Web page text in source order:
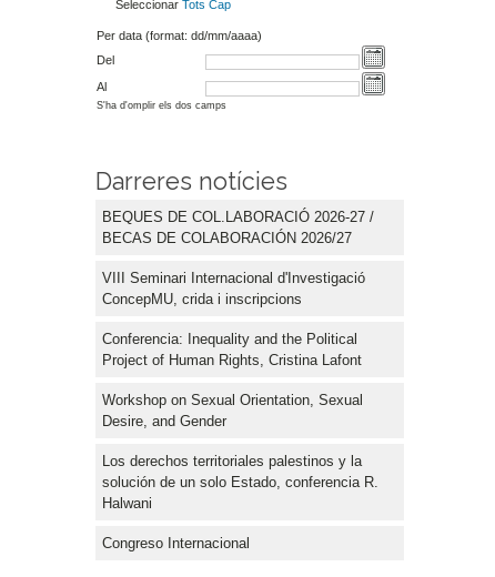
Seleccionar Tots Cap
Per data (format: dd/mm/aaaa)
Del
Al
S'ha d'omplir els dos camps
Darreres notícies
BEQUES DE COL.LABORACIÓ 2026-27 /
BECAS DE COLABORACIÓN 2026/27
VIII Seminari Internacional d'Investigació
ConcepMU, crida i inscripcions
Conferencia: Inequality and the Political
Project of Human Rights, Cristina Lafont
Workshop on Sexual Orientation, Sexual
Desire, and Gender
Los derechos territoriales palestinos y la
solución de un solo Estado, conferencia R.
Halwani
Congreso Internacional